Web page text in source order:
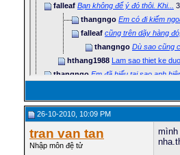
falleaf Bạn không để ý đó thôi. Khi...
thangngo Em có đi kiếm
falleaf cũng trên dãy hàng đó,
thangngo Dù sao cũng
hthang1988 Lam sao thiet ke
thangngo Em đã hiểu tại sao anh
stargreen1001 vậy có phải là mình
Vigorous Anh Falleaf Cho em hỏi:
Anh chưa hình dung ra loại...
tran van tan
mình đang tìm hiểu
26-10-2010, 10:09 PM
tran van tan
Nhập môn đệ tử
mình